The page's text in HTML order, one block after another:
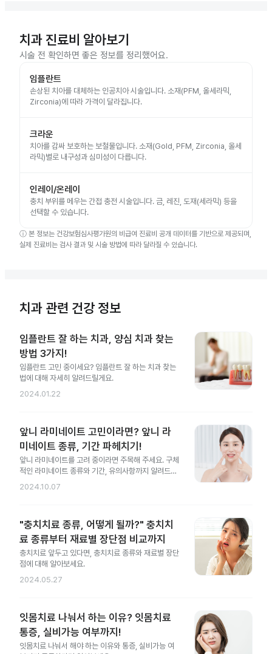
치과 진료비 알아보기
시술 전 확인하면 좋은 정보를 정리했어요.
임플란트
손상된 치아를 대체하는 인공치아 시술입니다. 소재(PFM, 올세라믹,
Zirconia)에 따라 가격이 달라집니다.
크라운
치아를 감싸 보호하는 보철물입니다. 소재(Gold, PFM, Zirconia, 올세
라믹)별로 내구성과 심미성이 다릅니다.
인레이/온레이
충치 부위를 메우는 간접 충전 시술입니다. 금, 레진, 도재(세라믹) 등을
선택할 수 있습니다.
ⓘ 본 정보는 건강보험심사평가원의 비급여 진료비 공개 데이터를 기반으로 제공되며,
실제 진료비는 검사 결과 및 시술 방법에 따라 달라질 수 있습니다.
치과 관련 건강 정보
임플란트 잘 하는 치과, 양심 치과 찾는
방법 3가지!
임플란트 고민 중이세요? 임플란트 잘 하는 치과 찾는
법에 대해 자세히 알려드릴게요.
2024.01.22
앞니 라미네이트 고민이라면? 앞니 라
미네이트 종류, 기간 파헤치기!
앞니 라미네이트를 고려 중이라면 주목해 주세요. 구체
적인 라미네이트 종류와 기간, 유의사항까지 알려드릴
게요.
2024.10.07
"충치치료 종류, 어떻게 될까?" 충치치
료 종류부터 재료별 장단점 비교까지
충치치료 앞두고 있다면, 충치치료 종류와 재료별 장단
점에 대해 알아보세요.
2024.05.27
잇몸치료 나눠서 하는 이유? 잇몸치료
통증, 실비가능 여부까지!
잇몸치료 나눠서 해야 하는 이유와 통증, 실비가능 여